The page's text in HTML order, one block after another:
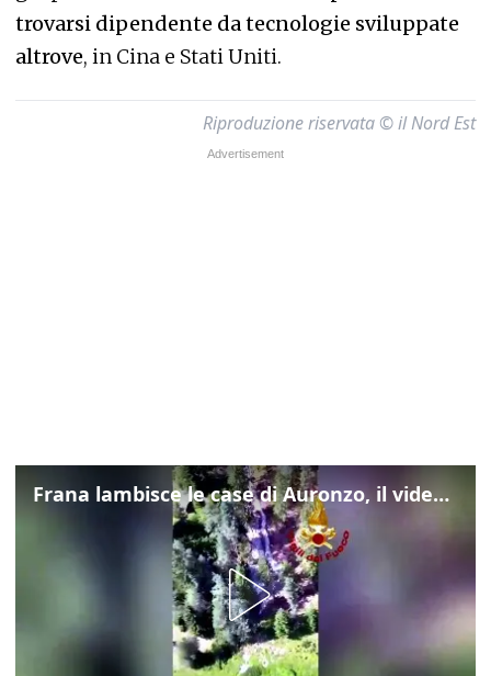
trovarsi dipendente da tecnologie sviluppate
altrove, in Cina e Stati Uniti.
Riproduzione riservata © il Nord Est
Frana lambisce le case di Auronzo, il video dall'elicottero dei vigili del fuoco